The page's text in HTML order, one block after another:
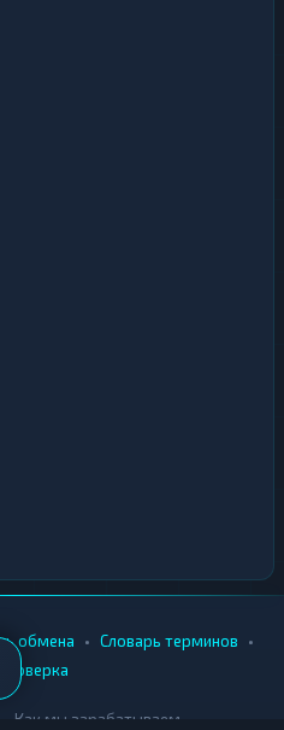
обмена • Словарь терминов •
Как мы зарабатываем